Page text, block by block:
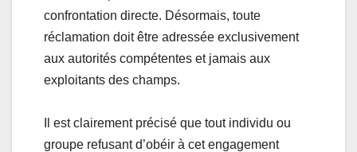
confrontation directe. Désormais, toute
réclamation doit être adressée exclusivement
aux autorités compétentes et jamais aux
exploitants des champs.
Il est clairement précisé que tout individu ou
groupe refusant d’obéir à cet engagement